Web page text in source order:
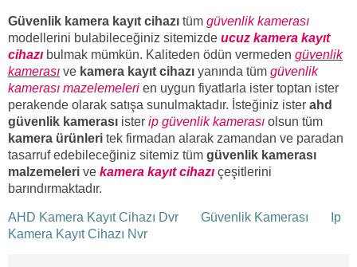
Güvenlik kamera kayıt cihazı tüm güvenlik kamerası
modellerini bulabileceğiniz sitemizde ucuz kamera kayıt
cihazı bulmak mümkün. Kaliteden ödün vermeden güvenlik
kamerası ve kamera kayıt cihazı yanında tüm güvenlik
kamerası mazelemeleri en uygun fiyatlarla ister toptan ister
perakende olarak satışa sunulmaktadır. İsteğiniz ister ahd
güvenlik kamerası ister ip güvenlik kamerası olsun tüm
kamera ürünleri tek firmadan alarak zamandan ve paradan
tasarruf edebileceğiniz sitemiz tüm güvenlik kamerası
malzemeleri ve kamera kayıt cihazı çeşitlerini
barındırmaktadır.
AHD Kamera Kayıt Cihazı Dvr Güvenlik Kamerası
Ip
Kamera Kayıt Cihazı Nvr